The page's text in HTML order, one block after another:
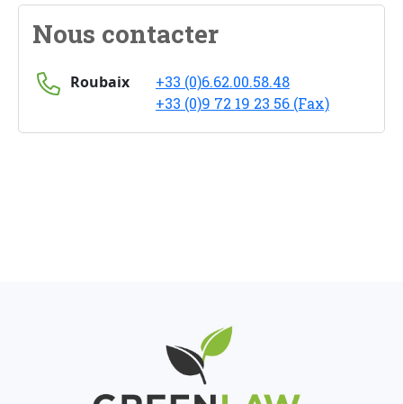
Nous contacter
Roubaix
+33 (0)6.62.00.58.48
+33 (0)9 72 19 23 56 (Fax)